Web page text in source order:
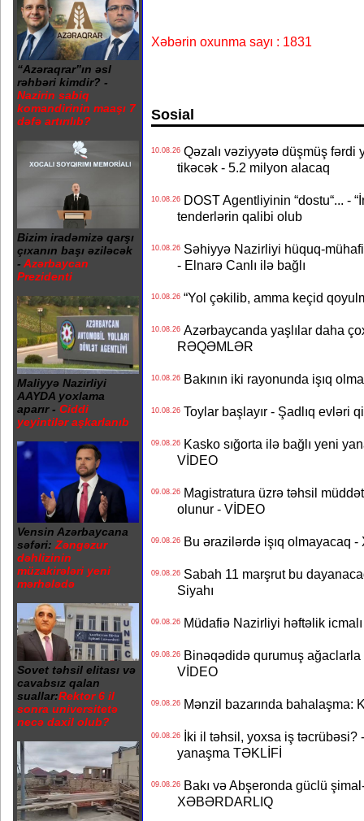
“Azəraqrar”ın əsl
rəhbəri kimdir? -
Nazirin sabiq
komandirinin maaşı 7
dəfə artırılıb?
Bizim iradəmizə qarşı
çıxanın başı əziləcək
- Azərbaycan
Prezidenti
Maliyyə Nazirliyi
AAYDA yoxlama
aparır - Ciddi
yeyintilər aşkarlanıb
Vensin Azərbaycana
səfəri: Zəngəzur
dəhlizinin
müzakirələri yeni
mərhələdə
Sovet təhsil elitası və
cavabsız qalan
suallar:Rektor 6 il
sonra universitetə
necə daxil olub?
Xəbərin oxunma sayı : 1831
Sosial
10.08.26Qəzalı vəziyyətə düşmüş fərdi
tikəcək - 5.2 milyon alacaq
10.08.26DOST Agentliyinin “dostu“... -
tenderlərin qalibi olub
10.08.26Səhiyyə Nazirliyi hüquq-
- Elnarə Canlı ilə bağlı
10.08.26“Yol çəkilib, amma keçid
10.08.26Azərbaycanda yaşlılar daha
RƏQƏMLƏR
10.08.26Bakının iki rayonunda işıq
10.08.26Toylar başlayır - Şadlıq evləri
09.08.26Kasko sığorta ilə bağlı yeni
VİDEO
09.08.26Magistratura üzrə təhsil
olunur - VİDEO
09.08.26Bu ərazilərdə işıq olmayacaq
09.08.26Sabah 11 marşrut bu
Siyahı
09.08.26Müdafiə Nazirliyi həftəlik
09.08.26Binəqədidə qurumuş ağaclarla
VİDEO
09.08.26Mənzil bazarında bahalaşma:
09.08.26İki il təhsil, yoxsa iş təcrübəsi?
yanaşma TƏKLİFİ
09.08.26Bakı və Abşeronda güclü
XƏBƏRDARLIQ